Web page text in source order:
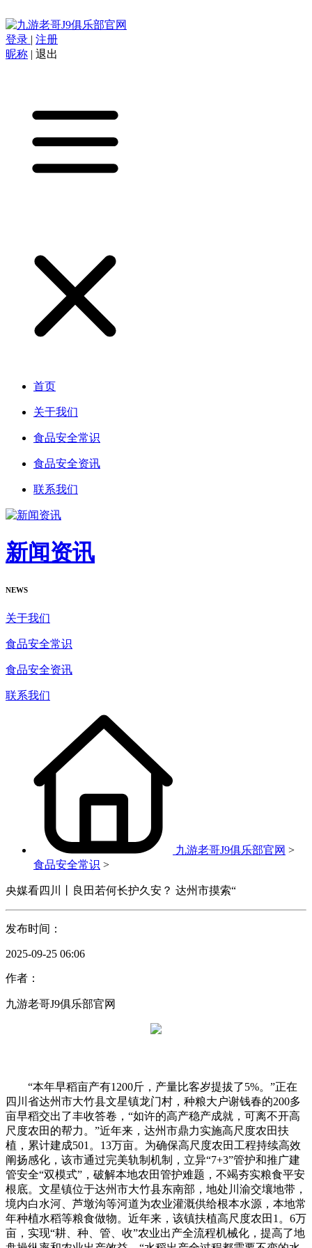
登录 | 注册
昵称 | 退出
首页
关于我们
食品安全常识
食品安全资讯
联系我们
新闻资讯
NEWS
关于我们
食品安全常识
食品安全资讯
联系我们
九游老哥J9俱乐部官网 >
食品安全常识 >
央媒看四川丨良田若何长护久安？ 达州市摸索“
发布时间：
2025-09-25 06:06
作者：
九游老哥J9俱乐部官网
“本年早稻亩产有1200斤，产量比客岁提拔了5%。”正在
四川省达州市大竹县文星镇龙门村，种粮大户谢钱春的200多
亩早稻交出了丰收答卷，“如许的高产稳产成就，可离不开高
尺度农田的帮力。”近年来，达州市鼎力实施高尺度农田扶
植，累计建成501。13万亩。为确保高尺度农田工程持续高效
阐扬感化，该市通过完美轨制机制，立异“7+3”管护和推广建
管安全“双模式”，破解本地农田管护难题，不竭夯实粮食平安
根底。文星镇位于达州市大竹县东南部，地处川渝交壤地带，
境内白水河、芦墩沟等河道为农业灌溉供给根本水源，本地常
年种植水稻等粮食做物。近年来，该镇扶植高尺度农田1。6万
亩，实现“耕、种、管、收”农业出产全流程机械化，提高了地